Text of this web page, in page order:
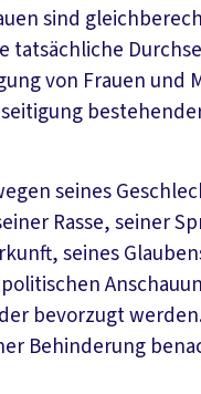
sind
tatsächliche
von Frauen und
seines
Rasse, seiner
seines
bevorzugt
Behinderung